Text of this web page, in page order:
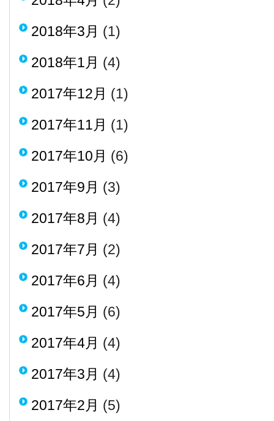
2018年3月 (1)
2018年1月 (4)
2017年12月 (1)
2017年11月 (1)
2017年10月 (6)
2017年9月 (3)
2017年8月 (4)
2017年7月 (2)
2017年6月 (4)
2017年5月 (6)
2017年4月 (4)
2017年3月 (4)
2017年2月 (5)